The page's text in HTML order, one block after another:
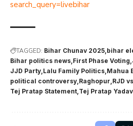
search_query=livebihar
TAGGED: Bihar Chunav 2025 bihar
Bihar politics news First Phase Voting
JJD Party Lalu Family Politics Mahua
political controversy Raghopur RJD
Tej Pratap Statement Tej Pratap Yadav